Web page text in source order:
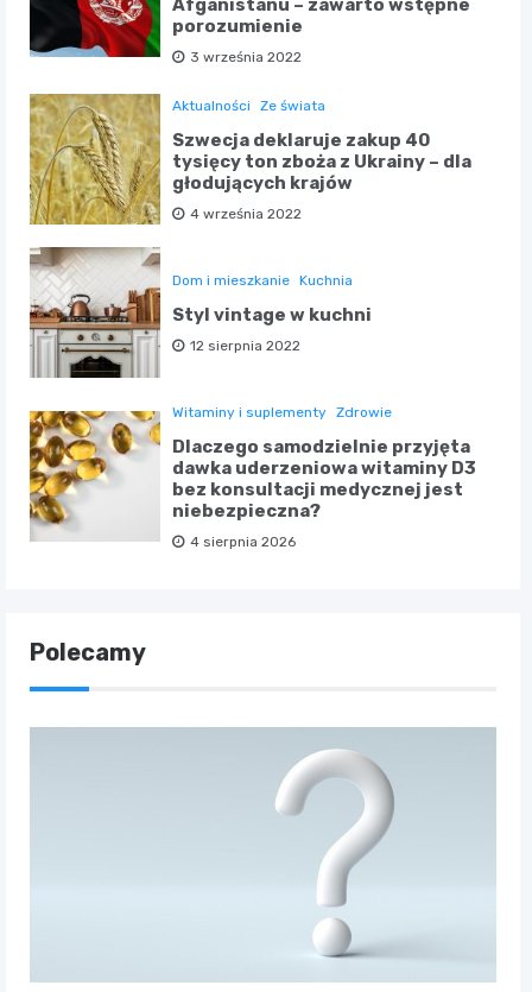
Afganistanu – zawarto wstępne
porozumienie
3 września 2022
Aktualności Ze świata
Szwecja deklaruje zakup 40
tysięcy ton zboża z Ukrainy – dla
głodujących krajów
4 września 2022
Dom i mieszkanie Kuchnia
Styl vintage w kuchni
12 sierpnia 2022
Witaminy i suplementy Zdrowie
Dlaczego samodzielnie przyjęta
dawka uderzeniowa witaminy D3
bez konsultacji medycznej jest
niebezpieczna?
4 sierpnia 2026
Polecamy